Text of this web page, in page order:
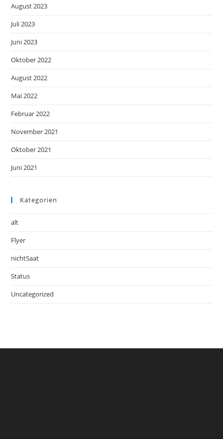
August 2023
Juli 2023
Juni 2023
Oktober 2022
August 2022
Mai 2022
Februar 2022
November 2021
Oktober 2021
Juni 2021
Kategorien
alt
Flyer
nichtSaat
Status
Uncategorized